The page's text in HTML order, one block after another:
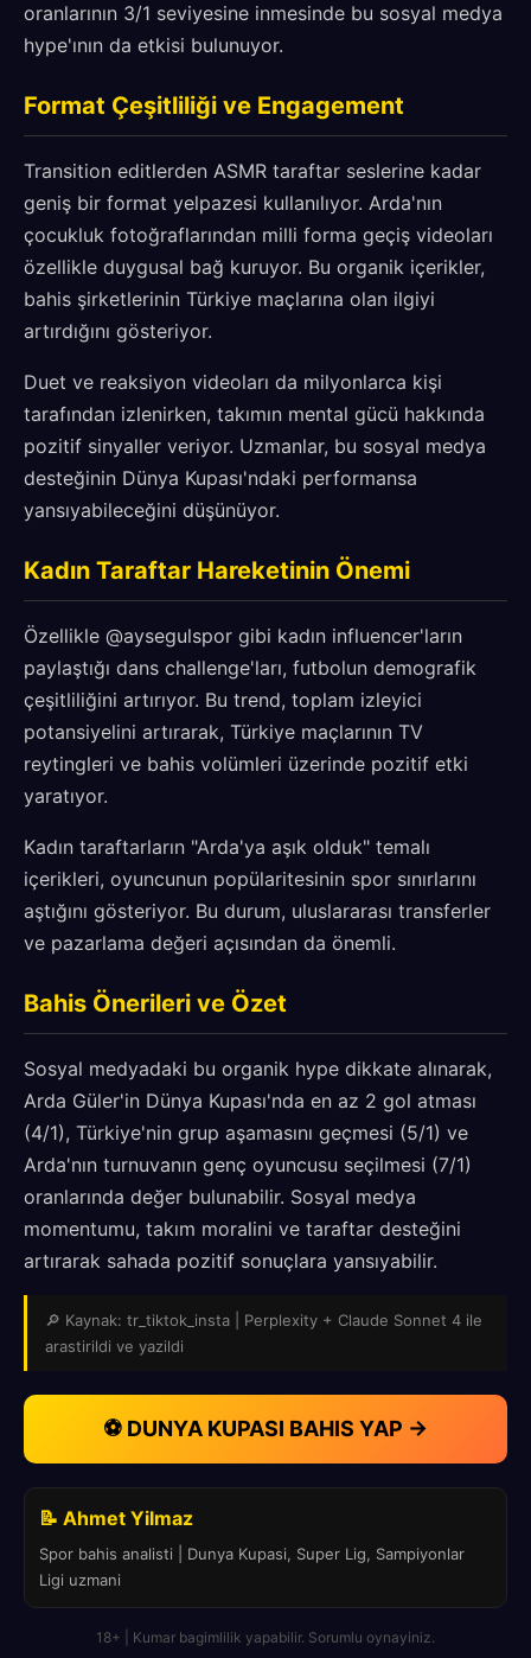
oranlarının 3/1 seviyesine inmesinde bu sosyal medya
hype'ının da etkisi bulunuyor.
Format Çeşitliliği ve Engagement
Transition editlerden ASMR taraftar seslerine kadar
geniş bir format yelpazesi kullanılıyor. Arda'nın
çocukluk fotoğraflarından milli forma geçiş videoları
özellikle duygusal bağ kuruyor. Bu organik içerikler,
bahis şirketlerinin Türkiye maçlarına olan ilgiyi
artırdığını gösteriyor.
Duet ve reaksiyon videoları da milyonlarca kişi
tarafından izlenirken, takımın mental gücü hakkında
pozitif sinyaller veriyor. Uzmanlar, bu sosyal medya
desteğinin Dünya Kupası'ndaki performansa
yansıyabileceğini düşünüyor.
Kadın Taraftar Hareketinin Önemi
Özellikle @aysegulspor gibi kadın influencer'ların
paylaştığı dans challenge'ları, futbolun demografik
çeşitliliğini artırıyor. Bu trend, toplam izleyici
potansiyelini artırarak, Türkiye maçlarının TV
reytingleri ve bahis volümleri üzerinde pozitif etki
yaratıyor.
Kadın taraftarların "Arda'ya aşık olduk" temalı
içerikleri, oyuncunun popülaritesinin spor sınırlarını
aştığını gösteriyor. Bu durum, uluslararası transferler
ve pazarlama değeri açısından da önemli.
Bahis Önerileri ve Özet
Sosyal medyadaki bu organik hype dikkate alınarak,
Arda Güler'in Dünya Kupası'nda en az 2 gol atması
(4/1), Türkiye'nin grup aşamasını geçmesi (5/1) ve
Arda'nın turnuvanın genç oyuncusu seçilmesi (7/1)
oranlarında değer bulunabilir. Sosyal medya
momentumu, takım moralini ve taraftar desteğini
artırarak sahada pozitif sonuçlara yansıyabilir.
🔎 Kaynak: tr_tiktok_insta | Perplexity + Claude Sonnet 4 ile
arastirildi ve yazildi
⚽ DUNYA KUPASI BAHIS YAP →
📝 Ahmet Yilmaz
Spor bahis analisti | Dunya Kupasi, Super Lig, Sampiyonlar
Ligi uzmani
18+ | Kumar bagimlilik yapabilir. Sorumlu oynayiniz.